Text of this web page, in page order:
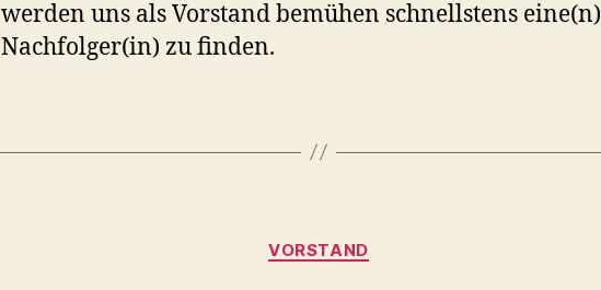
werden uns als Vorstand bemühen schnellstens eine(n)
Nachfolger(in) zu finden.
Kategorien
VORSTAND